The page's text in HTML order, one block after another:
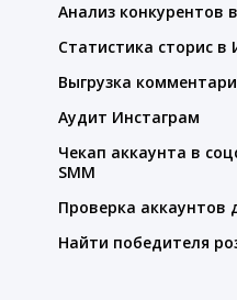
Анализ конкурентов
Статистика сторис в
Выгрузка
Аудит Инстаграм
Чекап аккаунта в
SMM
Проверка аккаунтов
Найти победителя